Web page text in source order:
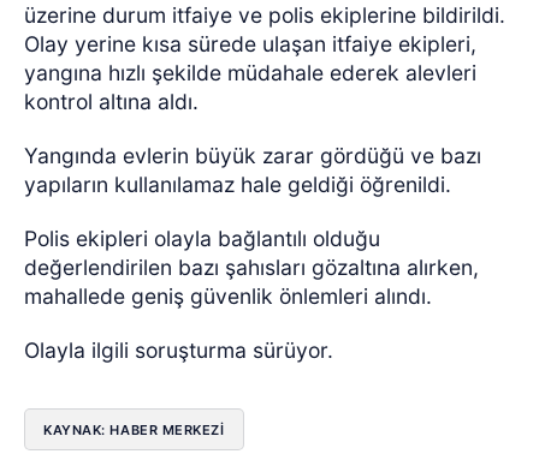
üzerine durum itfaiye ve polis ekiplerine bildirildi.
Olay yerine kısa sürede ulaşan itfaiye ekipleri,
yangına hızlı şekilde müdahale ederek alevleri
kontrol altına aldı.
Yangında evlerin büyük zarar gördüğü ve bazı
yapıların kullanılamaz hale geldiği öğrenildi.
Polis ekipleri olayla bağlantılı olduğu
değerlendirilen bazı şahısları gözaltına alırken,
mahallede geniş güvenlik önlemleri alındı.
Olayla ilgili soruşturma sürüyor.
KAYNAK: HABER MERKEZI